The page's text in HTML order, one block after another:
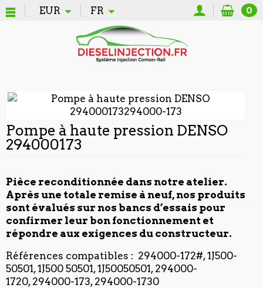
EUR FR 0
Pompe à haute pression DENSO
294000173
Pièce reconditionnée dans notre atelier.
Après une totale remise à neuf, nos produits
sont évalués sur nos bancs d’essais pour
confirmer leur bon fonctionnement et
répondre aux exigences du constructeur.
Références compatibles : 294000-172#, 1J500-
50501, 1J500 50501, 1J50050501, 294000-
1720, 294000-173, 294000-1730